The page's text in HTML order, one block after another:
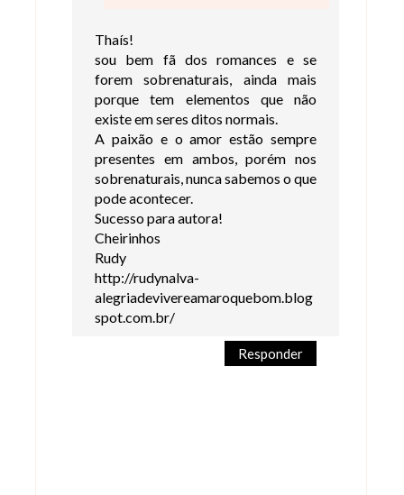
Thaís!
sou bem fã dos romances e se
forem sobrenaturais, ainda mais
porque tem elementos que não
existe em seres ditos normais.
A paixão e o amor estão sempre
presentes em ambos, porém nos
sobrenaturais, nunca sabemos o que
pode acontecer.
Sucesso para autora!
Cheirinhos
Rudy
http://rudynalva-
alegriadevivereamaroquebom.blog
spot.com.br/
Responder